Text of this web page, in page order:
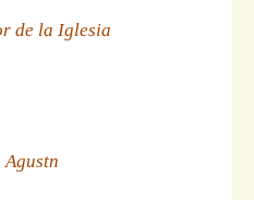
de la Iglesia
Agustn